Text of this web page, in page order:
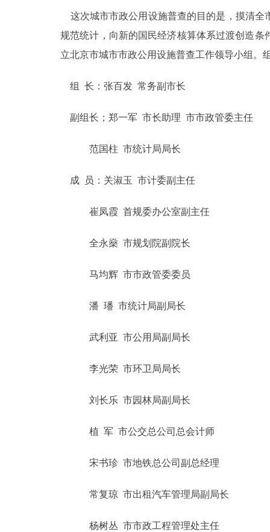
便民服务
绿色北京
DEUTSCH
ESPAÑOL
ITALIANO
这次城市市政公用设施普查的目的是，摸清全
规范统计，向新的国民经济核算体系过渡创造
立北京市城市市政公用设施普查工作领导小组。
组 长：张百发 常务副市长
副组长；郑一军 市长助理 市市政管委主任
范国柱 市统计局局长
成 员：关淑玉 市计委副主任
崔凤霞 首规委办公室副主任
全永燊 市规划院副院长
马均辉 市市政管委委员
潘 璠 市统计局副局长
武利亚 市公用局副局长
李光荣 市环卫局局长
刘长乐 市园林局副局长
植 军 市公交总公司总会计师
宋书珍 市地铁总公司副总经理
常复琼 市出租汽车管理局副局长
杨树丛 市市政工程管理处主任